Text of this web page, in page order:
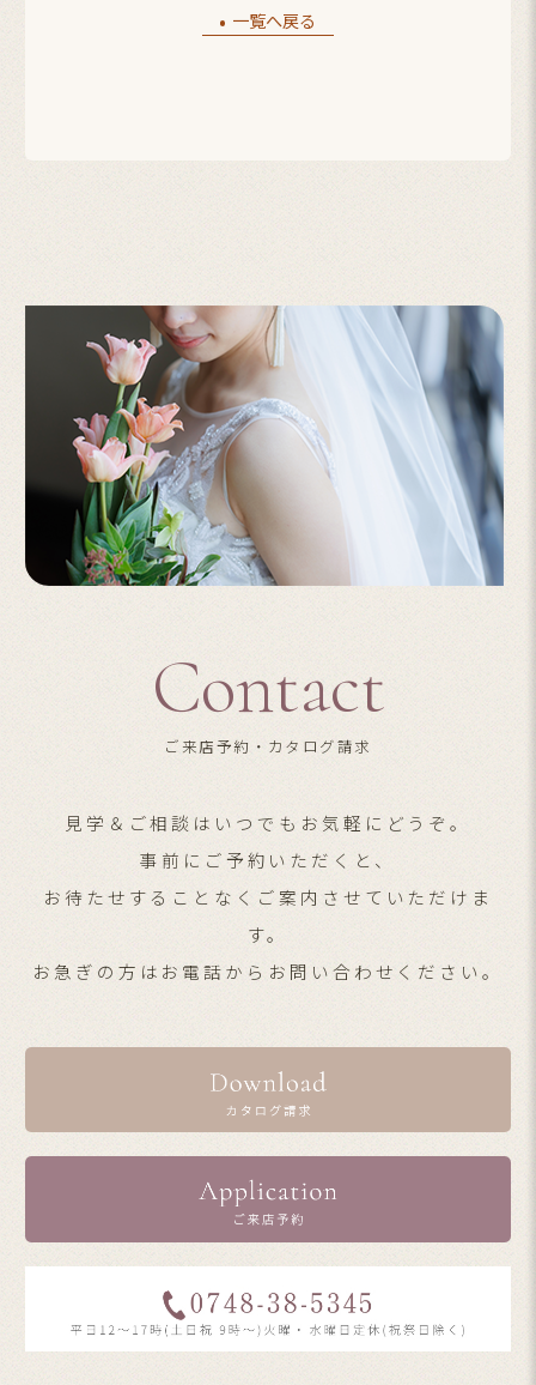
一覧へ戻る
Contact
ご来店予約・カタログ請求
見学＆ご相談はいつでもお気軽にどうぞ。
事前にご予約いただくと、
お待たせすることなくご案内させていただけま
す。
お急ぎの方はお電話からお問い合わせください。